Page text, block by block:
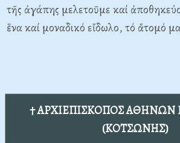
τῆς ἀγάπης μελετοῦμε καί
ἕνα καί μοναδικό εἴδωλο, τό ἄτομό
† ΑΡΧΙΕΠΙΣΚΟΠΟΣ ΑΘΗΝΩΝ
(ΚΟΤΣΩΝΗΣ)